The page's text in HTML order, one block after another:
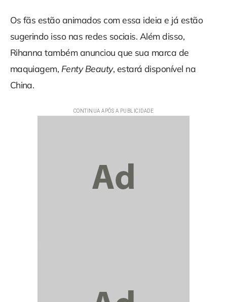
Os fãs estão animados com essa ideia e já estão
sugerindo isso nas redes sociais. Além disso,
Rihanna também anunciou que sua marca de
maquiagem, Fenty Beauty, estará disponível na
China.